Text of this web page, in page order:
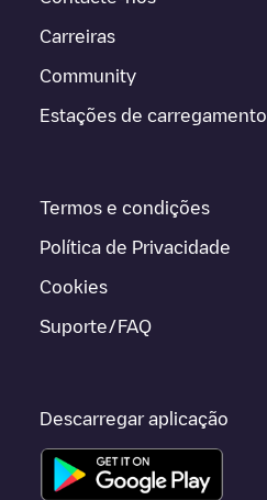
Carreiras
Community
Estações de carregamento
Termos e condições
Política de Privacidade
Cookies
Suporte/FAQ
Descarregar aplicação